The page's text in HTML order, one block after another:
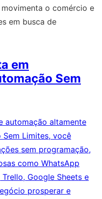
movimenta o comércio e
em busca de
em
Sem
automação altamente
Limites, você
sem programação,
como WhatsApp
Google Sheets e
prosperar e